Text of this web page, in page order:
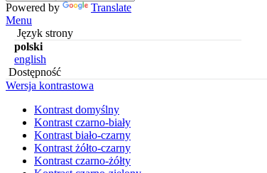
Powered by
Translate
Menu
Język strony
polski
english
Dostępność
Wersja kontrastowa
Kontrast domyślny
Kontrast czarno-biały
Kontrast biało-czarny
Kontrast żółto-czarny
Kontrast czarno-żółty